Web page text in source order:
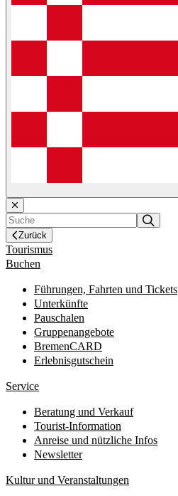
Zurück
Tourismus
Buchen
Führungen, Fahrten und Tickets
Unterkünfte
Pauschalen
Gruppenangebote
BremenCARD
Erlebnisgutschein
Service
Beratung und Verkauf
Tourist-Information
Anreise und nützliche Infos
Newsletter
Kultur und Veranstaltungen